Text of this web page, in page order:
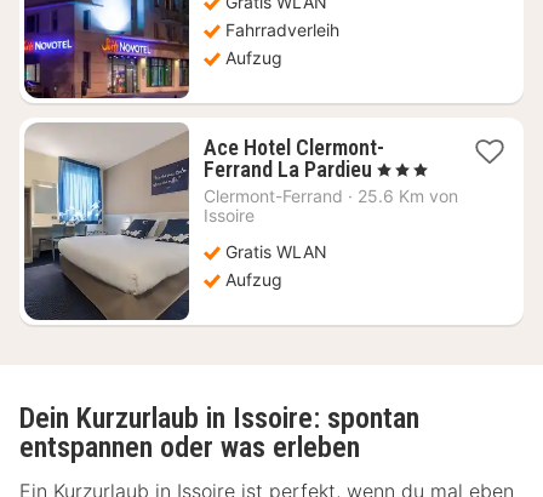
Fahrradverleih
Aufzug
Ace Hotel Clermont-
Ferrand La Pardieu 1
Nacht
, 3 Sterne
Clermont-Ferrand · 25.6 Km von
Issoire
Gratis WLAN
Aufzug
Dein Kurzurlaub in Issoire: spontan
entspannen oder was erleben
Ein Kurzurlaub in Issoire ist perfekt, wenn du mal eben